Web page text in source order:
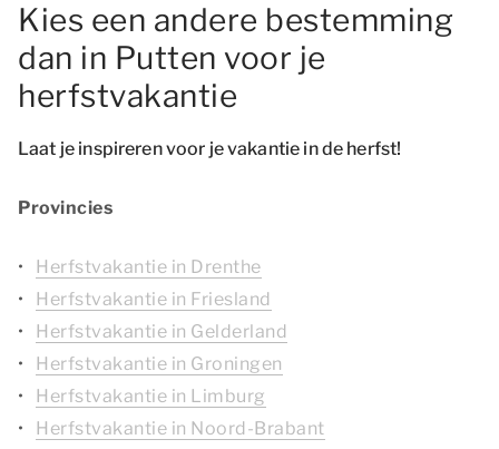
Kies een andere bestemming
dan in Putten voor je
herfstvakantie
Laat je inspireren voor je vakantie in de herfst!
Provincies
Herfstvakantie in Drenthe
Herfstvakantie in Friesland
Herfstvakantie in Gelderland
Herfstvakantie in Groningen
Herfstvakantie in Limburg
Herfstvakantie in Noord-Brabant